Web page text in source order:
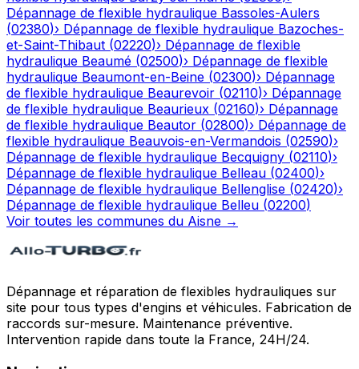
Dépannage de flexible hydraulique Bassoles-Aulers
(02380)› Dépannage de flexible hydraulique Bazoches-
et-Saint-Thibaut (02220)› Dépannage de flexible
hydraulique Beaumé (02500)› Dépannage de flexible
hydraulique Beaumont-en-Beine (02300)› Dépannage
de flexible hydraulique Beaurevoir (02110)› Dépannage
de flexible hydraulique Beaurieux (02160)› Dépannage
de flexible hydraulique Beautor (02800)› Dépannage de
flexible hydraulique Beauvois-en-Vermandois (02590)›
Dépannage de flexible hydraulique Becquigny (02110)›
Dépannage de flexible hydraulique Belleau (02400)›
Dépannage de flexible hydraulique Bellenglise (02420)›
Dépannage de flexible hydraulique Belleu (02200)
Voir toutes les communes du Aisne →
Dépannage et réparation de flexibles hydrauliques sur
site pour tous types d'engins et véhicules. Fabrication de
raccords sur-mesure. Maintenance préventive.
Intervention rapide dans toute la France, 24H/24.